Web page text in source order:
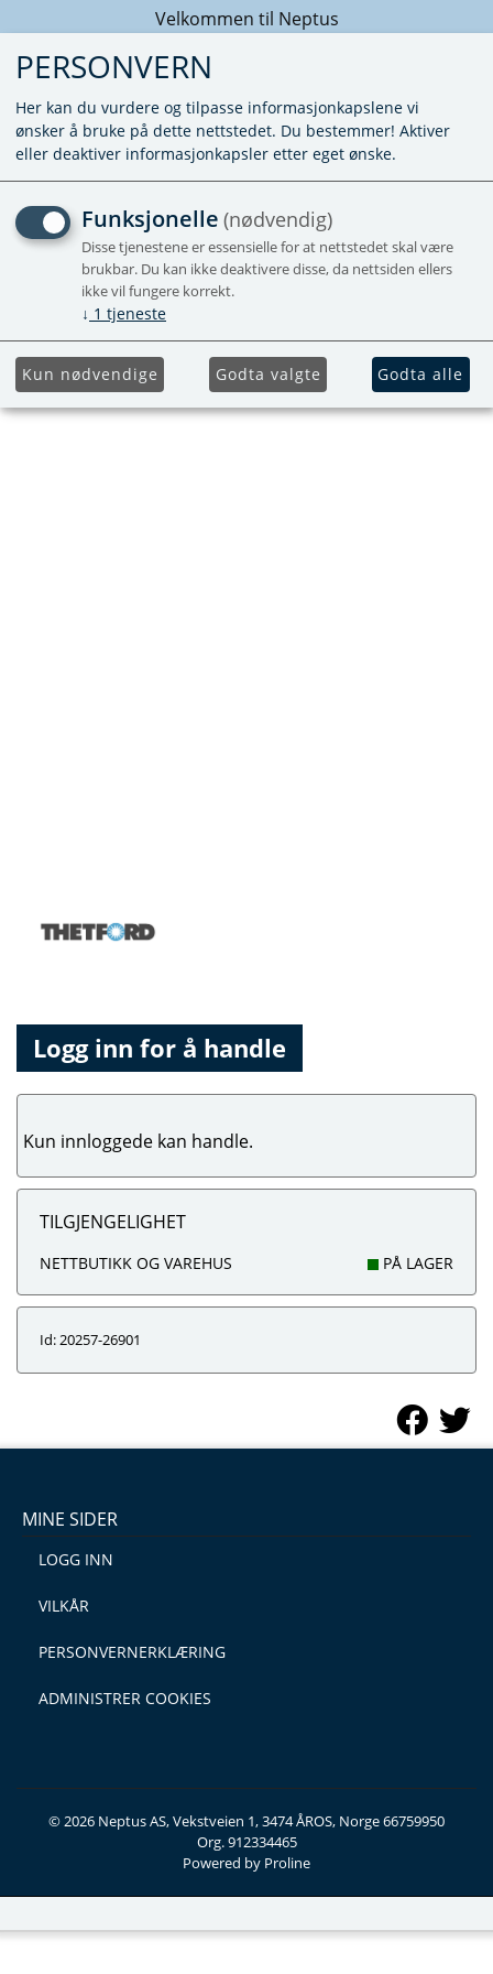
Velkommen til Neptus
SFD3 DOORSEAL
Forhåndsbestill
Logg inn for å handle
Kun innloggede kan handle.
TILGJENGELIGHET
NETTBUTIKK OG VAREHUS PÅ LAGER
Id: 20257-26901
MINE SIDER
LOGG INN
VILKÅR
PERSONVERNERKLÆRING
ADMINISTRER COOKIES
© 2026 Neptus AS, Vekstveien 1, 3474 ÅROS, Norge 66759950
Org. 912334465
Powered by Proline
PERSONVERN
Her kan du vurdere og tilpasse informasjonkapslene vi
ønsker å bruke på dette nettstedet. Du bestemmer! Aktiver
eller deaktiver informasjonkapsler etter eget ønske.
Funksjonelle (nødvendig)
Disse tjenestene er essensielle for at nettstedet skal være
brukbar. Du kan ikke deaktivere disse, da nettsiden ellers
ikke vil fungere korrekt.
↓ 1 tjeneste
Kun nødvendige Godta valgte Godta alle